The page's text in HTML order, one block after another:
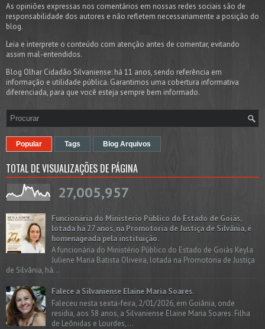
As opiniões expressas nos comentários em nossas redes sociais são de
responsabilidade dos autores e não refletem necessariamente a posição do
blog.
Leia e interprete o conteúdo com atenção antes de comentar, evitando
assim mal-entendidos.
Blog Olhar Cidadão Silvaniense: há 11 anos, sendo referência em
informação e utilidade pública. Garantimos uma cobertura informativa
diferenciada, para que você esteja sempre bem informado.
Popular Tags Blog Arquivos
TOTAL DE VISUALIZAÇÕES DE PÁGINA
27,005,957
Funcionária do Ministério Público do Estado de Goiás,
lotada há 27 anos, na Promotoria de Justiça de Silvânia, é
homenageada pela instituição.
A funcionária do Ministério Público do Estado de Goiás Keyla
Juliene Maria Batista Oliveira, lotada na Promotoria de Justiça
de Silvânia, há...
Falece a Silvaniense Elaine Maria Soares.
Faleceu nesta sexta-feira, 2/01/2026, em Goiânia, onde
residia, aos 58 anos, a Silvaniense Elaine Maria Soares. Filha
de Leônidas e Lourdes,...